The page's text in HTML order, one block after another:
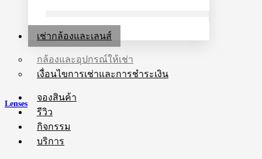
เช่ากล้องและเลนส์
กล้องและอุปกรณ์ให้เช่า
เงื่อนไขการเช่าและการชำระเงิน
จองสินค้า
รีวิว
กิจกรรม
บริการ
Lenses